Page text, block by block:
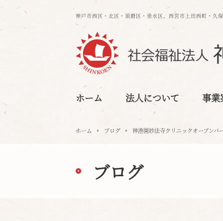
神戸市西区・北区・須磨区・垂水区、⻄宮市上⽥⻄町・久
ホーム 法人について 事業
ホーム ブログ 神港園妙法寺クリニックオープンパ
ブログ